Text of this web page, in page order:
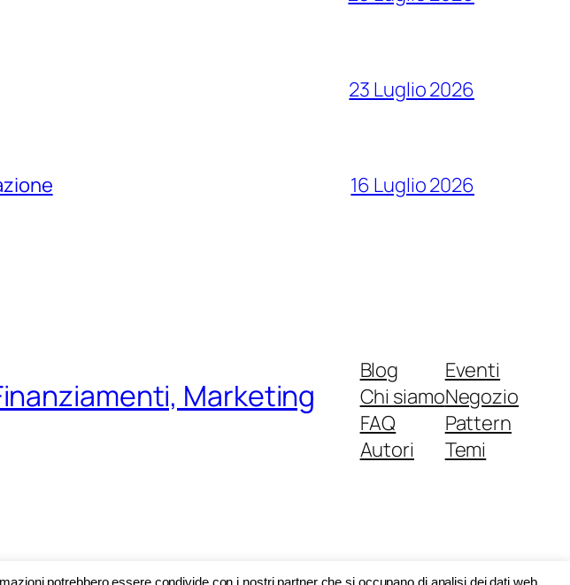
23 Luglio 2026
16 Luglio 2026
Marketing
Blog
Chi siamo
FAQ
Autori
Eventi
Negozio
Pattern
Temi